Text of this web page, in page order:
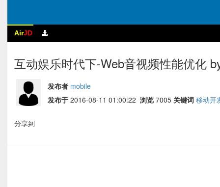
AirJD
互动娱乐时代下-Web音视频性能优化
发布者 mobile
发布于 2016-08-11 01:00:22 浏览 7005 关键词 移动开
分享到